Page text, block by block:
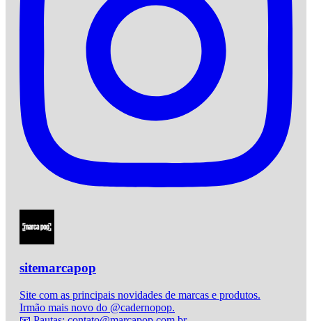
sitemarcapop
Site com as principais novidades de marcas e produtos.
Irmão mais novo do @cadernopop.